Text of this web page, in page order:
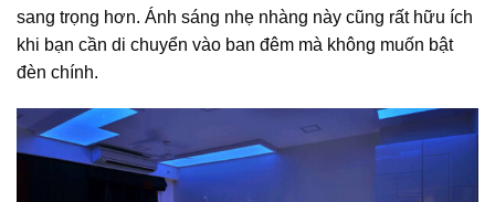
sang trọng hơn. Ánh sáng nhẹ nhàng này cũng rất hữu ích
khi bạn cần di chuyển vào ban đêm mà không muốn bật
đèn chính.